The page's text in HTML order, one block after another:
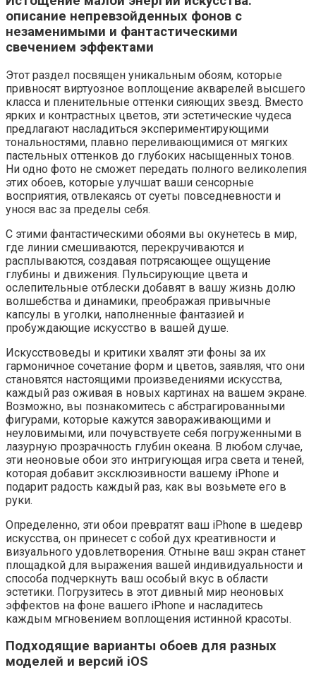
описание непревзойденных фонов с
незаменимыми и фантастическими
свечением эффектами
Этот раздел посвящен уникальным обоям, которые
привносят виртуозное воплощение акварелей высшего
класса и пленительные оттенки сияющих звезд. Вместо
ярких и контрастных цветов, эти эстетические чудеса
предлагают насладиться экспериментирующими
тональностями, плавно переливающимися от мягких
пастельных оттенков до глубоких насыщенных тонов.
Ни одно фото не сможет передать полного великолепия
этих обоев, которые улучшат ваши сенсорные
восприятия, отвлекаясь от суеты повседневности и
унося вас за пределы себя.
С этими фантастическими обоями вы окунетесь в мир,
где линии смешиваются, перекручиваются и
расплываются, создавая потрясающее ощущение
глубины и движения. Пульсирующие цвета и
ослепительные отблески добавят в вашу жизнь долю
волшебства и динамики, преображая привычные
капсулы в уголки, наполненные фантазией и
пробуждающие искусство в вашей душе.
Искусствоведы и критики хвалят эти фоны за их
гармоничное сочетание форм и цветов, заявляя, что они
становятся настоящими произведениями искусства,
каждый раз оживая в новых картинах на вашем экране.
Возможно, вы познакомитесь с абстрагированными
фигурами, которые кажутся завораживающими и
неуловимыми, или почувствуете себя погруженными в
лазурную прозрачность глубин океана. В любом случае,
эти неоновые обои это интригующая игра света и теней,
которая добавит эксклюзивности вашему iPhone и
подарит радость каждый раз, как вы возьмете его в
руки.
Определенно, эти обои превратят ваш iPhone в шедевр
искусства, он принесет с собой дух креативности и
визуального удовлетворения. Отныне ваш экран станет
площадкой для выражения вашей индивидуальности и
способа подчеркнуть ваш особый вкус в области
эстетики. Погрузитесь в этот дивный мир неоновых
эффектов на фоне вашего iPhone и насладитесь
каждым мгновением воплощения истинной красоты.
Подходящие варианты обоев для разных
моделей и версий iOS